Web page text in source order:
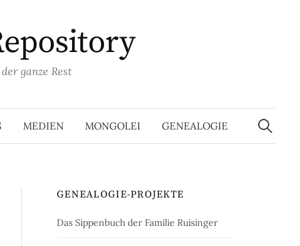
ganze Rest
MEDIEN MONGOLEI GENEALOGIE
Suchen
nach:
GENEALOGIE-PROJEKTE
Das Sippenbuch der Familie Ruisinger